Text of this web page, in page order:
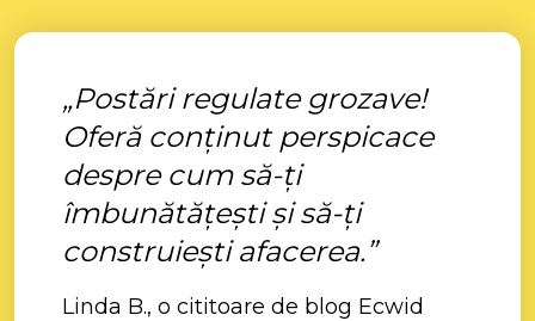
„Postări regulate grozave!
Oferă conținut perspicace
despre cum să-ți
îmbunătățești și să-ți
construiești afacerea.”
Linda B., o cititoare de blog Ecwid